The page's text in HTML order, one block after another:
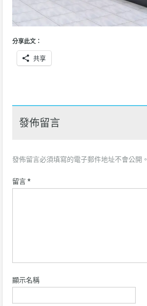
分享此文：
共享
發佈留言
發佈留言必須填寫的電子郵件地址不會公開。
留言*
顯示名稱